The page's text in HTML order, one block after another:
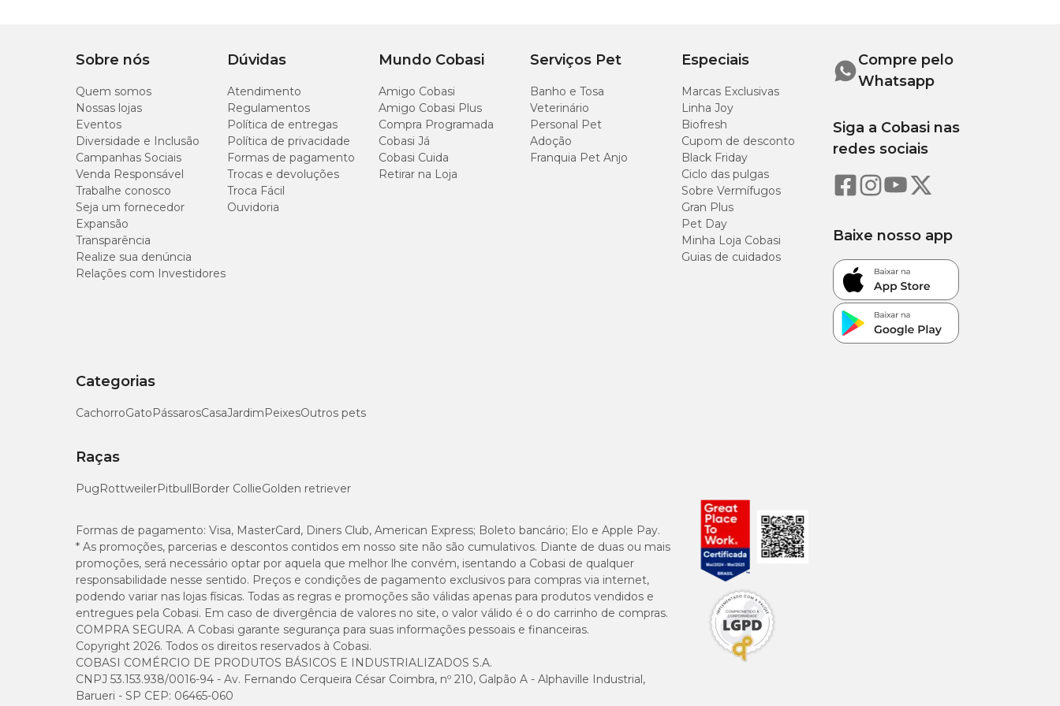
20 cm
N° 02 24 cm 21 L
N° 03 30 cm 28 cm 37 L
Sobre nós
Quem somos
Nossas lojas
Eventos
Diversidade e Inclusão
Campanhas Sociais
Venda Responsável
Trabalhe conosco
Seja um fornecedor
Expansão
Transparência
Realize sua denúncia
Relações com Investidores
Dúvidas
Atendimento
Regulamentos
Política de entregas
Política de privacidade
Formas de pagamento
Trocas e devoluções
Troca Fácil
Ouvidoria
Mundo Cobasi
Amigo Cobasi
Amigo Cobasi Plus
Compra Programada
Cobasi Já
Cobasi Cuida
Retirar na Loja
Serviços Pet
Banho e Tosa
Veterinário
Personal Pet
Adoção
Franquia Pet Anjo
Especiais
Marcas Exclusivas
Linha Joy
Biofresh
Cupom de desconto
Black Friday
Ciclo das pulgas
Sobre Vermífugos
Gran Plus
Pet Day
Minha Loja Cobasi
Guias de cuidados
Categorias
CachorroGatoPássarosCasaJardimPeixesOutros pets
Raças
PugRottweilerPitbullBorder CollieGolden retriever
Compre pelo
Whatsapp
Siga a Cobasi nas
redes sociais
Baixe nosso app
Formas de pagamento: Visa, MasterCard, Diners Club, American Express; Boleto bancário; Elo e Apple Pay.
* As promoções, parcerias e descontos contidos em nosso site não são cumulativos. Diante de duas ou mais
promoções, será necessário optar por aquela que melhor lhe convém, isentando a Cobasi de qualquer
responsabilidade nesse sentido. Preços e condições de pagamento exclusivos para compras via internet,
podendo variar nas lojas físicas. Todas as regras e promoções são válidas apenas para produtos vendidos e
entregues pela Cobasi. Em caso de divergência de valores no site, o valor válido é o do carrinho de compras.
COMPRA SEGURA. A Cobasi garante segurança para suas informações pessoais e financeiras.
Copyright 2026. Todos os direitos reservados à Cobasi.
COBASI COMÉRCIO DE PRODUTOS BÁSICOS E INDUSTRIALIZADOS S.A.
CNPJ 53.153.938/0016-94 - Av. Fernando Cerqueira César Coimbra, nº 210, Galpão A - Alphaville Industrial,
Barueri - SP CEP: 06465-060